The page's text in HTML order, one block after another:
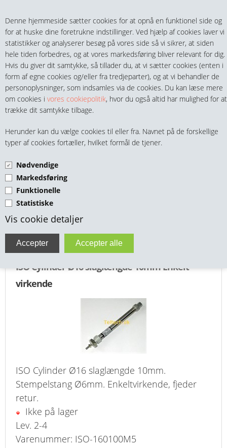
Denne hjemmeside sætter cookies for at opnå en funktionel side og
for at huske dine foretrukne indstillinger. Ved hjælp af cookies laver vi
statistikker og analyserer besøg på vores side så vi sikrer, at siden
hele tiden forbedres, og at vores markedsføring bliver relevant for dig.
Hvis du giver dit samtykke, så tillader du, at vi sætter cookies (enten i
form af egne cookies og/eller fra tredjeparter), og at vi behandler de
personoplysninger, som indsamles via de cookies. Du kan læse mere
om cookies i vores cookiepolitik, hvor du også altid har mulighed for at
trække dit samtykke tilbage.
Herunder kan du vælge cookies til eller fra. Navnet på de forskellige
typer af cookies fortæller, hvilket formål de tjener.
Nødvendige
Markedsføring
Funktionelle
Statistiske
Vis cookie detaljer
Teltech.dk 0 vare(r) i kurven
0,00 DKK
MENU
HANER & VENTILER
SLANGER, KOBLINGER & TILBEHØR
RØR & TILBEHØR
TEKNIK & AUTOMATIK
VA FITTINGS & VENTILER
VARME & TILBEHØR
BESPÆNDING, GUMMIDELE M.M.
BEARBEJDNING, MONTAGE & HAVEARBEJDE
MATERIEL HÅNDTERING
FORSIDE
ISO CYLINDRE ENKELT
VIRKENDE, FJEDER
RETUR.STEMPEL Ø16MM
SERIE: MB
ISO Cylinder Ø16 slaglængde 10mm Enkelt
virkende
ISO Cylinder Ø16 slaglængde 10mm.
Stempelstang Ø6mm. Enkeltvirkende, fjeder
retur.
Ikke på lager
Lev. 2-4
Varenummer: ISO-160100M5